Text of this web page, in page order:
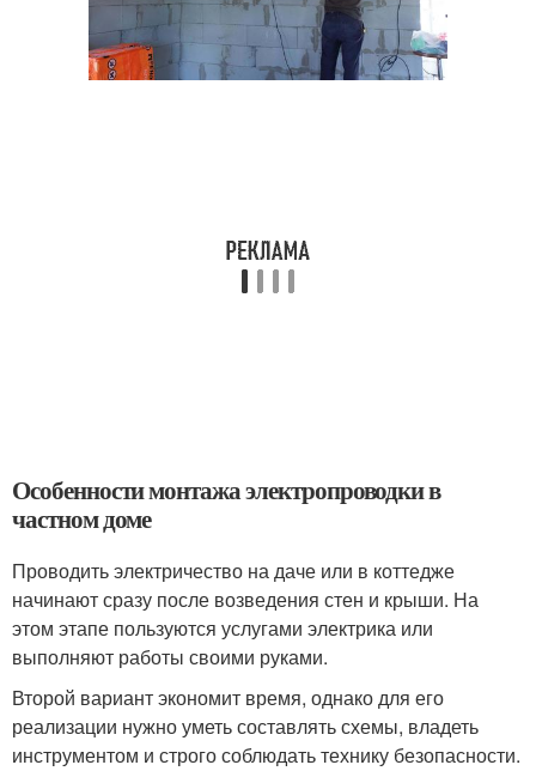
Особенности монтажа электропроводки в
частном доме
Проводить электричество на даче или в коттедже
начинают сразу после возведения стен и крыши. На
этом этапе пользуются услугами электрика или
выполняют работы своими руками.
Второй вариант экономит время, однако для его
реализации нужно уметь составлять схемы, владеть
инструментом и строго соблюдать технику безопасности.